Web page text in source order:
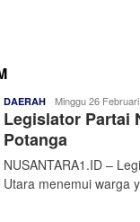
DAERAH Admin
Nusantara
Minggu 26
Legislator Partai
Potanga
NUSANTARA1.ID –
Utara menemui warga